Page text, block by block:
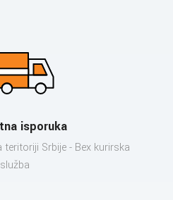
isporuka
Srbije - Bex kurirska
služba